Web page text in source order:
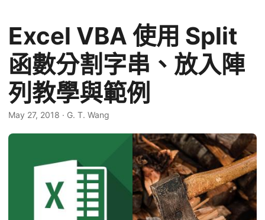
Excel VBA 使用 Split
函數分割字串、放入陣
列教學與範例
May 27, 2018 · G. T. Wang